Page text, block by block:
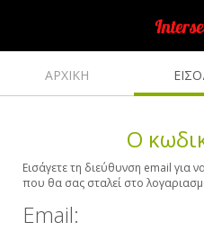
ΑΡΧΙΚΗ
Ο
Εισάγετε τη διεύθυνση email για
που θα σας σταλεί στο
Email: